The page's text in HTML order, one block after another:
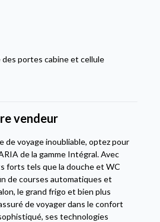
portes cabine et cellule
vendeur
de voyage inoubliable, optez pour
de la gamme Intégral. Avec
forts tels que la douche et WC
de courses automatiques et
le grand frigo et bien plus
de voyager dans le confort
ses technologies